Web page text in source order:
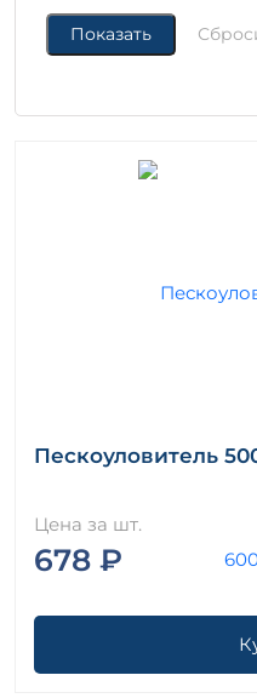
Пескоуловитель
Цена за шт.
678 ₽